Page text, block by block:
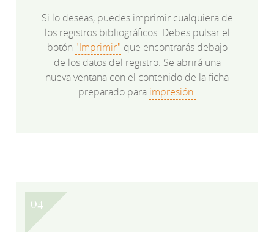
Si lo deseas, puedes imprimir cualquiera de
los registros bibliográficos. Debes pulsar el
botón "Imprimir" que encontrarás debajo
de los datos del registro. Se abrirá una
nueva ventana con el contenido de la ficha
preparado para impresión.